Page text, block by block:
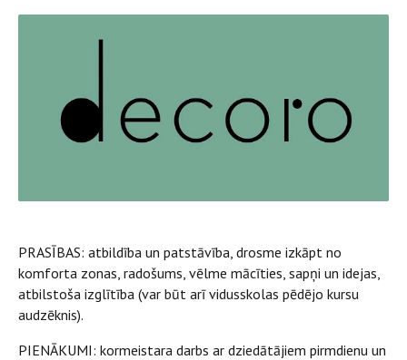
PRASĪBAS: atbildība un patstāvība, drosme izkāpt no
komforta zonas, radošums, vēlme mācīties, sapņi un idejas,
atbilstoša izglītība (var būt arī vidusskolas pēdējo kursu
audzēknis).
PIENĀKUMI: kormeistara darbs ar dziedātājiem pirmdienu un